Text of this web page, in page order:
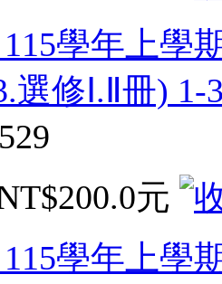
115學年上學
選修Ⅰ.Ⅱ冊)
元
115學年上學